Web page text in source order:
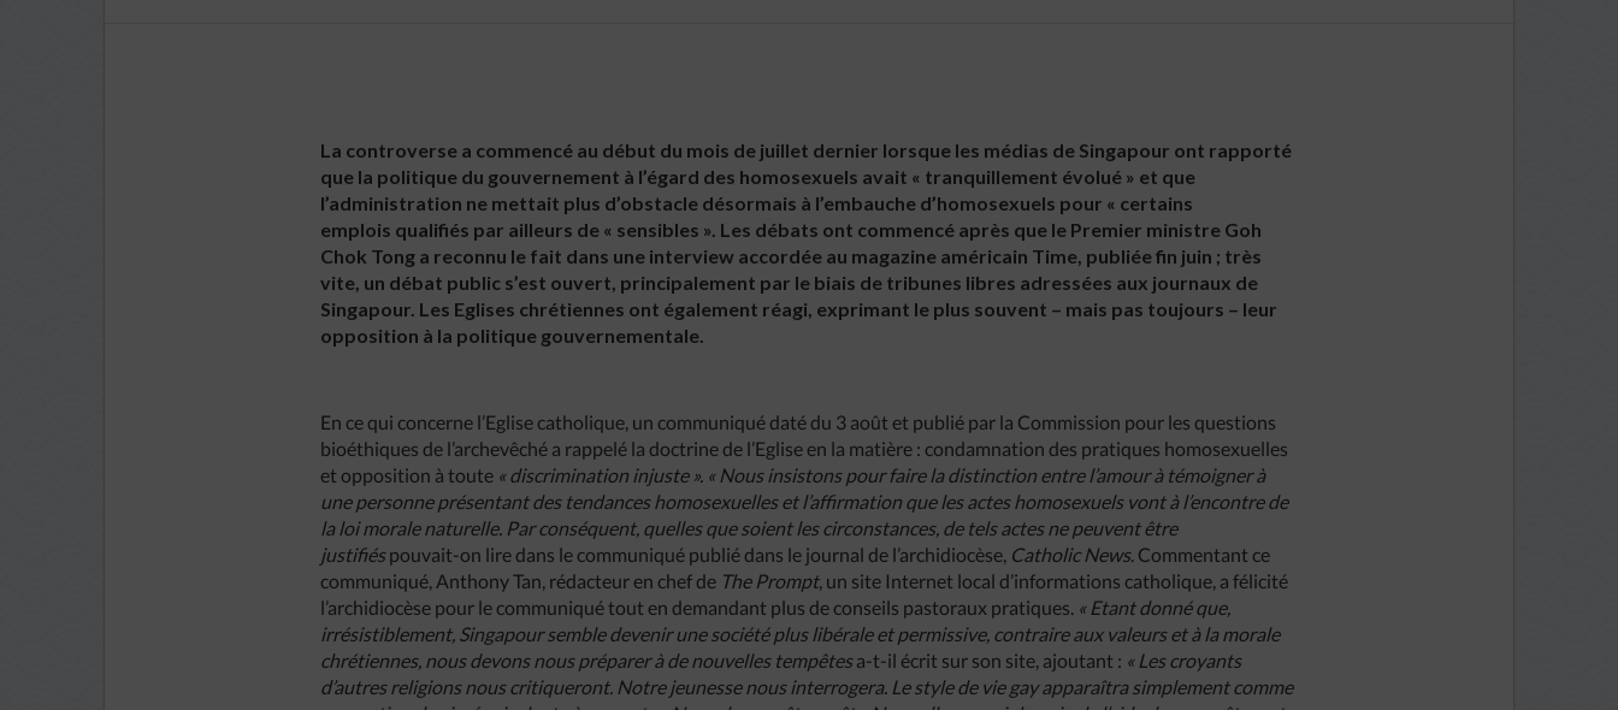
La controverse a commencé au début du mois de juillet dernier lorsque les médias de Singapour ont rapporté
que la politique du gouvernement à l’égard des homosexuels avait « tranquillement évolué » et que
l’administration ne mettait plus d’obstacle désormais à l’embauche d’homosexuels pour « certains
emplois qualifiés par ailleurs de « sensibles ». Les débats ont commencé après que le Premier ministre Goh
Chok Tong a reconnu le fait dans une interview accordée au magazine américain Time, publiée fin juin ; très
vite, un débat public s’est ouvert, principalement par le biais de tribunes libres adressées aux journaux de
Singapour. Les Eglises chrétiennes ont également réagi, exprimant le plus souvent – mais pas toujours – leur
opposition à la politique gouvernementale.
En ce qui concerne l’Eglise catholique, un communiqué daté du 3 août et publié par la Commission pour les questions
bioéthiques de l’archevêché a rappelé la doctrine de l’Eglise en la matière : condamnation des pratiques homosexuelles
et opposition à toute « discrimination injuste ». « Nous insistons pour faire la distinction entre l’amour à témoigner à
une personne présentant des tendances homosexuelles et l’affirmation que les actes homosexuels vont à l’encontre de
la loi morale naturelle. Par conséquent, quelles que soient les circonstances, de tels actes ne peuvent être
justifiéspouvait-on lire dans le communiqué publié dans le journal de l’archidiocèse, Catholic News. Commentant ce
communiqué, Anthony Tan, rédacteur en chef de The Prompt, un site Internet local d’informations catholique, a félicité
l’archidiocèse pour le communiqué tout en demandant plus de conseils pastoraux pratiques. « Etant donné que,
irrésistiblement, Singapour semble devenir une société plus libérale et permissive, contraire aux valeurs et à la morale
chrétiennes, nous devons nous préparer à de nouvelles tempêtesa-t-il écrit sur son site, ajoutant : « Les croyants
d’autres religions nous critiqueront. Notre jeunesse nous interrogera. Le style de vie gay apparaîtra simplement comme